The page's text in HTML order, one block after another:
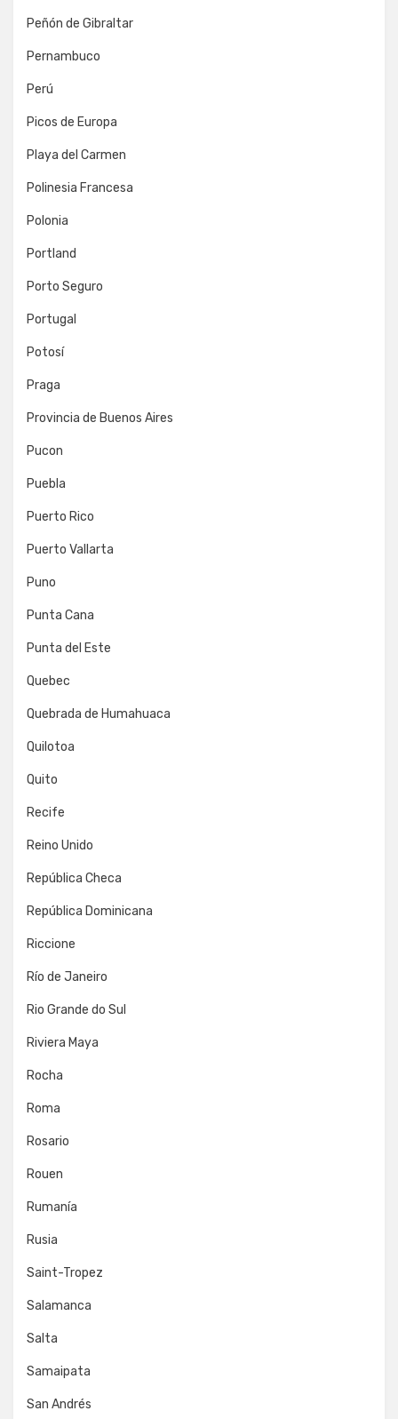
Peñón de Gibraltar
Pernambuco
Perú
Picos de Europa
Playa del Carmen
Polinesia Francesa
Polonia
Portland
Porto Seguro
Portugal
Potosí
Praga
Provincia de Buenos Aires
Pucon
Puebla
Puerto Rico
Puerto Vallarta
Puno
Punta Cana
Punta del Este
Quebec
Quebrada de Humahuaca
Quilotoa
Quito
Recife
Reino Unido
República Checa
República Dominicana
Riccione
Río de Janeiro
Rio Grande do Sul
Riviera Maya
Rocha
Roma
Rosario
Rouen
Rumanía
Rusia
Saint-Tropez
Salamanca
Salta
Samaipata
San Andrés